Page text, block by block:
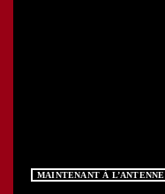
MAINTENANT À L’ANTENNE